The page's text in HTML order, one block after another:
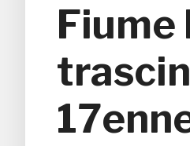
Fiume